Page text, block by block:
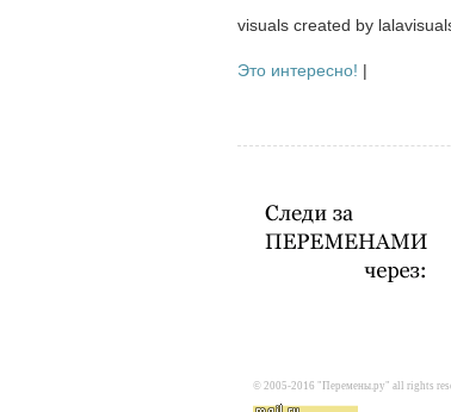
visuals created by
Это интересно! |
© 2005-2016 "Перемены.ру" all rights